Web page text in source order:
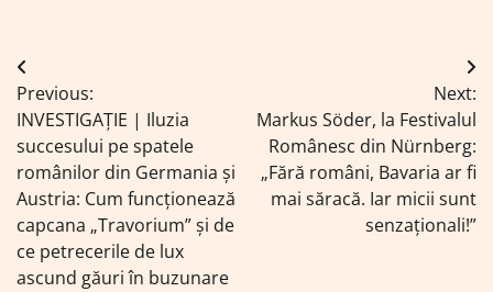
Navigare
în
articole
Previous:
INVESTIGAȚIE | Iluzia
succesului pe spatele
românilor din Germania și
Austria: Cum funcționează
capcana „Travorium” și de
ce petrecerile de lux
ascund găuri în buzunare
Next:
Markus Söder, la Festivalul
Românesc din Nürnberg:
„Fără români, Bavaria ar fi
mai săracă. Iar micii sunt
senzaționali!”